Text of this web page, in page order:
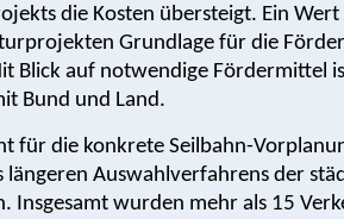
die Kosten übersteigt. Ein
Grundlage für die
Blick auf notwendige Fördermittel
Bund und Land.
für die konkrete Seilbahn-
längeren Auswahlverfahrens der
Insgesamt wurden mehr als 15